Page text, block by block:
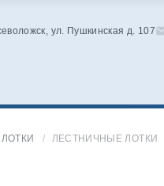
ул. Пушкинская д. 107
ЛЕСТНИЧНЫЕ ЛОТКИ